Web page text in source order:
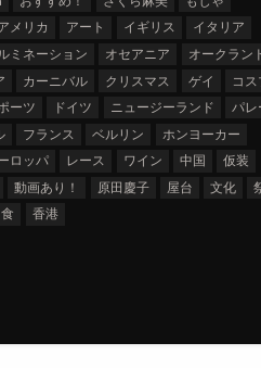
メリカ アート イギリス
イタリア
ミネーション オセアニア
オークラン
カーニバル クリスマス ゲイ
コ
ーツ ドイツ ニュージーランド
パレ
フランス ベルリン
ホンヨーカー
ロッパ レース ワイン 中国
仮装
動画あり！ 原田慶子 屋台 文化
食 香港